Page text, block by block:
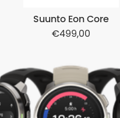
Suunto Eon Core
499,00